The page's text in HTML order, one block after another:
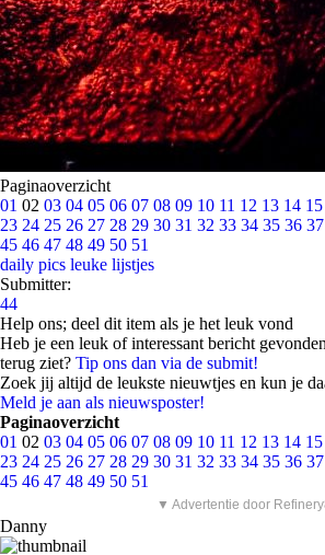
Paginaoverzicht
01 02 03 04 05 06 07 08 09 10 11 12 13 14 15
23 24 25 26 27 28 29 30 31 32 33 34 35 36 37
45 46 47 48 49 50 51
daily pics leuke lijstjes
Submitter:
44
Help ons; deel dit item als je het leuk vond
Heb je een leuk of interessant bericht
terug ziet? Tip ons dan via de submit!
Zoek jij altijd de leukste nieuwtjes en kun je
Meld je aan als nieuwsposter!
Paginaoverzicht
01 02 03 04 05 06 07 08 09 10 11 12 13 14 15
23 24 25 26 27 28 29 30 31 32 33 34 35 36 37
45 46 47 48 49 50 51
▼ Advertentie door
Danny